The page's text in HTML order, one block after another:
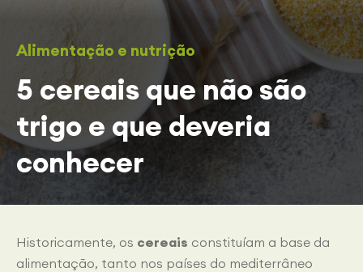
Alimentação e nutrição
5 cereais que não são
trigo e que deveria
conhecer
Historicamente, os cereais constituíam a base da
alimentação, tanto nos países do mediterrâneo